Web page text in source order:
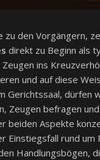
den Vorgängern,
direkt zu Beginn als
ins
und auf diese
Gerichtssaal,
Zeugen befragen
beiden Aspekte
Einstiegsfall rund
Handlungsbögen,